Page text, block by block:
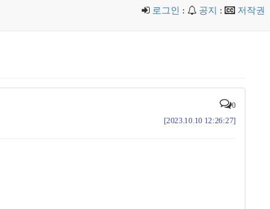
로그인 : 공지 : 저작권
0
[2023.10.10 12:26:27]